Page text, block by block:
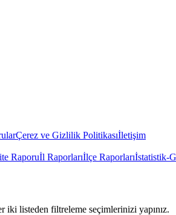
Çerez ve Gizlilik Politikasıİletişim
Raporuİl Raporlarıİlçe Raporlarıİstatistik-
listeden filtreleme seçimlerinizi yapınız.